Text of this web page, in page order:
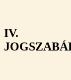
IV.